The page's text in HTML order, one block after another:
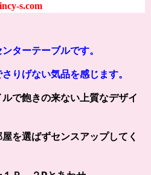
s.com
ターテーブルです。
りげない気品を感じます。
で飽きの来ない上質なデザイ
を選ばずセンスアップしてく